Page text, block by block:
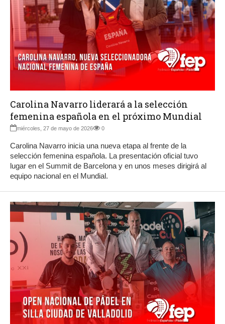
Carolina Navarro liderará a la selección
femenina española en el próximo Mundial
miércoles, 27 de mayo de 2026 0
Carolina Navarro inicia una nueva etapa al frente de la
selección femenina española. La presentación oficial tuvo
lugar en el Summit de Barcelona y en unos meses dirigirá al
equipo nacional en el Mundial.